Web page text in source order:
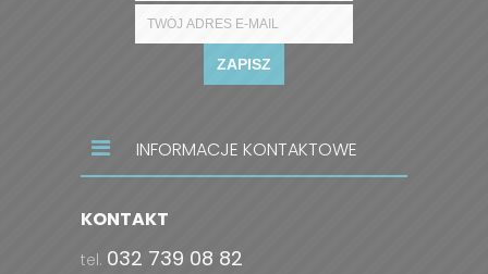
ZAPISZ
INFORMACJE KONTAKTOWE
KONTAKT
tel. 032 739 08 82